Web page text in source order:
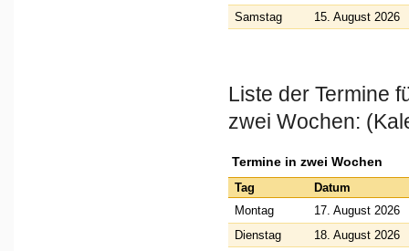
Samstag
15. August 2026
Liste der Termine
zwei Wochen:
Termine in zwei Wochen
Tag
Datum
Montag
17. August 2026
Dienstag
18. August 2026